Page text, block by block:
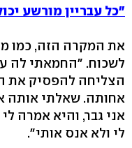
"כל עבריין מורשע
את המקרה הזה, כמו
לשכוח. "החמאתי לה
הצליחה להפסיק את
אחותה. שאלתי אותה
אני גבר, והיא אמרה
לי ולא אנס אותי".